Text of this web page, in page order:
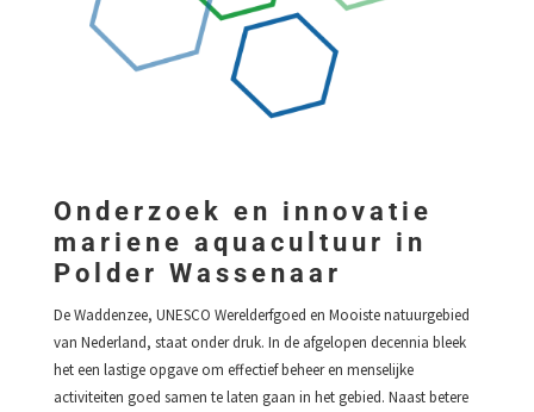
Onderzoek en innovatie
mariene aquacultuur in
Polder Wassenaar
De Waddenzee, UNESCO Werelderfgoed en Mooiste natuurgebied
van Nederland, staat onder druk. In de afgelopen decennia bleek
het een lastige opgave om effectief beheer en menselijke
activiteiten goed samen te laten gaan in het gebied. Naast betere